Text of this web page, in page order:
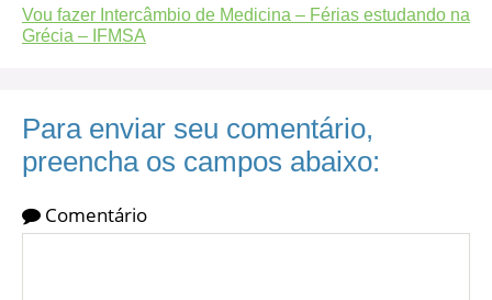
Vou fazer Intercâmbio de Medicina – Férias estudando na
Grécia – IFMSA
Para enviar seu comentário,
preencha os campos abaixo:
Comentário